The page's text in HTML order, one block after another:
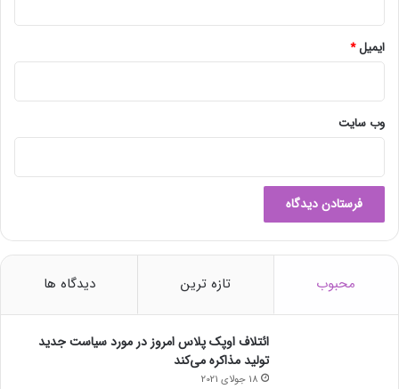
ل
ایمیل*
وب‌ سایت
محبوب تازه ترین دیدگاه ها
ائتلاف اوپک پلاس امروز در مورد سیاست جدید
تولید مذاکره می‌کند
18 جولای 2021